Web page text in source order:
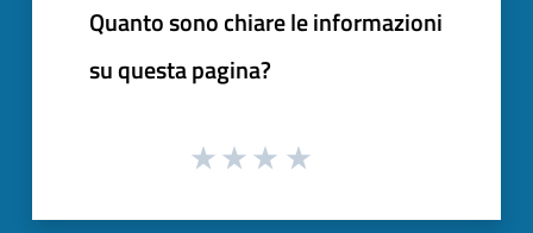
Quanto sono chiare le informazioni
su questa pagina?